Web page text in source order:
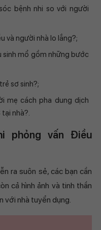
bệnh nhi so với người
và người nhà lo lắng?;
sinh mổ gồm những bước
sơ sinh?;
mẹ cách pha dung dịch
tại nhà?.
phỏng vấn Điều
ra suôn sẻ, các bạn cần
cả hình ảnh và tinh thần
nhà tuyển dụng.